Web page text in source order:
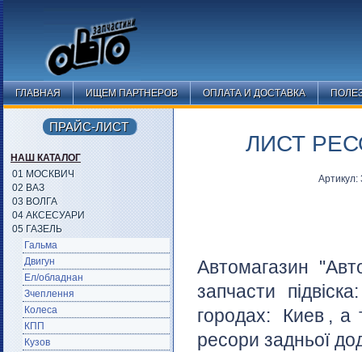
ГЛАВНАЯ ИЩЕМ ПАРТНЕРОВ ОПЛАТА И ДОСТАВКА
ЛИСТ
Автомагазин
запчасти
городах:
Киев , а
ресори задньої
ПРАЙС-ЛИСТ
НАШ КАТАЛОГ
01 МОСКВИЧ
02 ВАЗ
03 ВОЛГА
04 АКСЕСУАРИ
05 ГАЗЕЛЬ
Гальма
Двигун
Ел/обладнан
Зчеплення
Колеса
КПП
Кузов